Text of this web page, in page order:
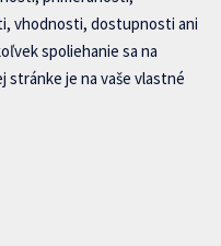
vhodnosti, dostupnosti ani
spoliehanie sa na
je na vaše vlastné